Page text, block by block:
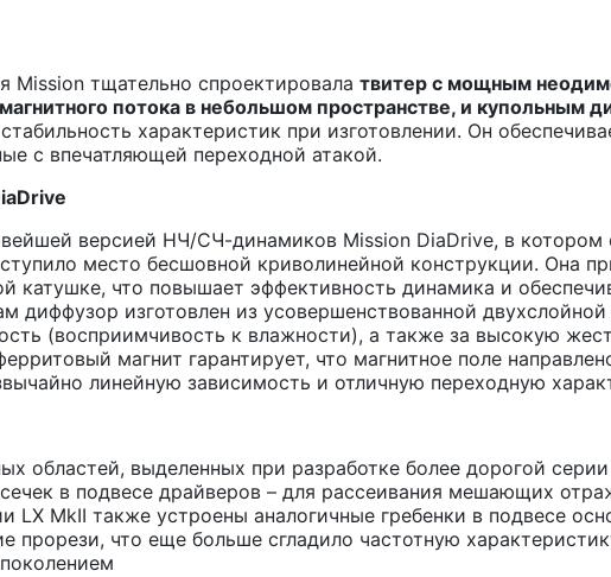
Mission тщательно спроектировала твитер с мощным
потока в небольшом пространстве, и
характеристик при изготовлении. Он
с впечатляющей переходной атакой.
версией НЧ/СЧ-динамиков Mission DiaDrive, в
место бесшовной криволинейной конструкции. Она
катушке, что повышает эффективность динамика и
диффузор изготовлен из усовершенствованной
(восприимчивость к влажности), а также за высокую
магнит гарантирует, что магнитное поле
линейную зависимость и отличную переходную
областей, выделенных при разработке более дорогой
в подвесе драйверов – для рассеивания мешающих
MkII также устроены аналогичные гребенки в подвесе
прорези, что еще больше сгладило частотную